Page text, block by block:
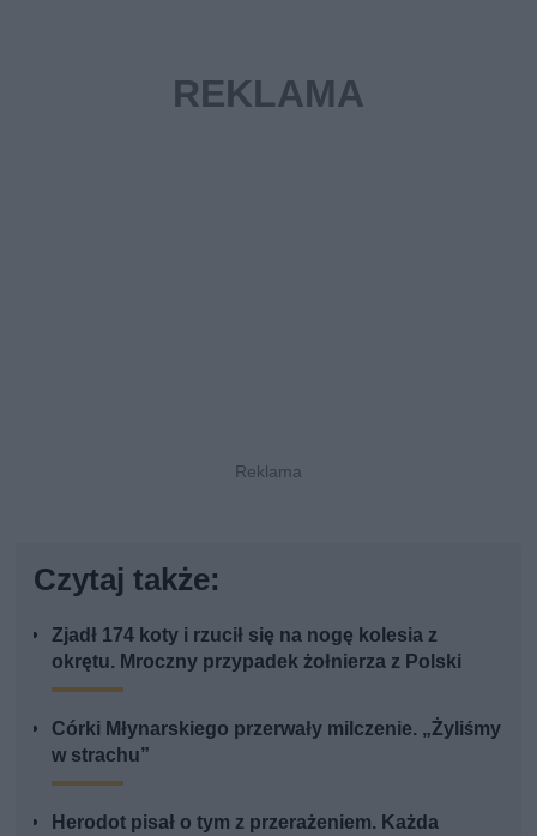
Czytaj także:
Zjadł 174 koty i rzucił się na nogę kolesia z
okrętu. Mroczny przypadek żołnierza z Polski
Córki Młynarskiego przerwały milczenie. „Żyliśmy
w strachu”
Herodot pisał o tym z przerażeniem. Każda